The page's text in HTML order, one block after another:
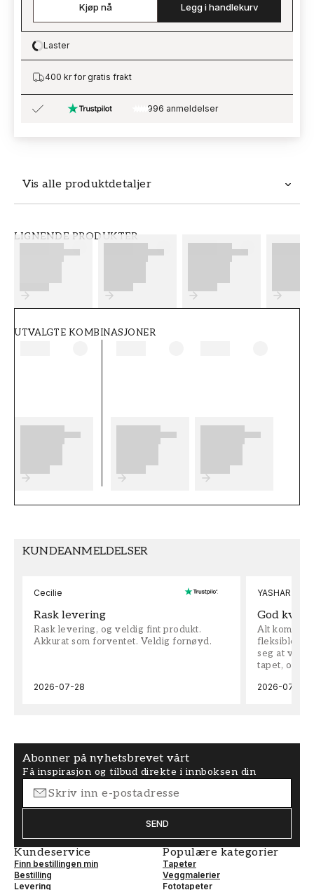
Vis alle produktdetaljer
FT38-000-W0000 Wallpassion
LIGNENDE PRODUKTER
UTVALGTE KOMBINASJONER
Kjøp nå Legg i handlekurv
Loading…
Laster
400 kr for gratis frakt
996 anmeldelser
KUNDEANMELDELSER
Cecilie
Rask levering
Rask levering, og veldig fint produkt.
Akkurat som forventet. Veldig fornøyd.
2026-07-28
YASHAR
God
Alt kom
fleksible på
seg at vi
tapet, og
2026-07-04
Abonner på nyhetsbrevet vårt
Få inspirasjon og tilbud direkte i innboksen din
SEND
Kundeservice
Finn bestillingen min
Bestilling
Levering
Populære kategorier
Tapeter
Veggmalerier
Fototapeter